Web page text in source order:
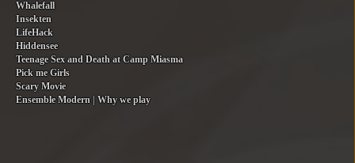
Whalefall
Insekten
LifeHack
Hiddensee
Teenage Sex and Death at Camp Miasma
Pick me Girls
Scary Movie
Ensemble Modern | Why we play